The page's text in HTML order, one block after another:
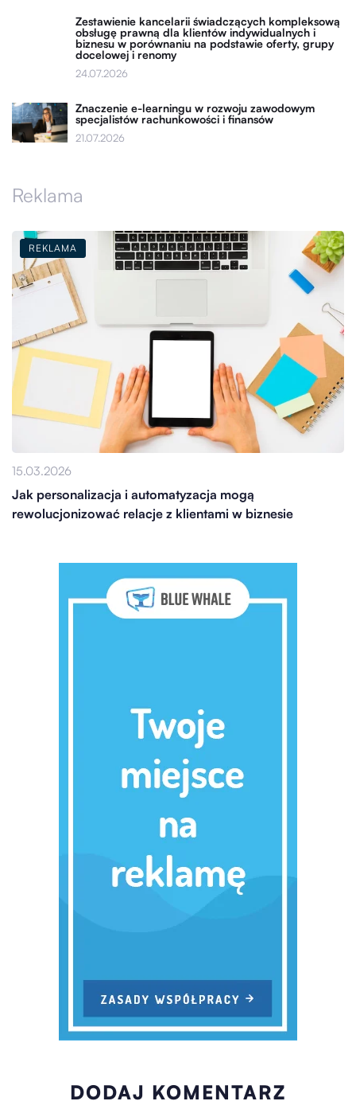
Zestawienie kancelarii świadczących kompleksową
obsługę prawną dla klientów indywidualnych i
biznesu w porównaniu na podstawie oferty, grupy
docelowej i renomy
24.07.2026
Znaczenie e-learningu w rozwoju zawodowym
specjalistów rachunkowości i finansów
21.07.2026
Reklama
REKLAMA
15.03.2026
Jak personalizacja i automatyzacja mogą
rewolucjonizować relacje z klientami w biznesie
DODAJ KOMENTARZ